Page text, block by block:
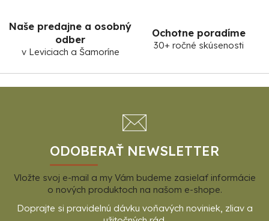
Naše predajne a osobný
odber
v Leviciach a Šamoríne
Ochotne poradíme
30+ ročné skúsenosti
Z
ODOBERAŤ NEWSLETTER
Vložte svoj e-mail a my Vám budeme zasielať informácie
o nových produktoch na našom e-shope.